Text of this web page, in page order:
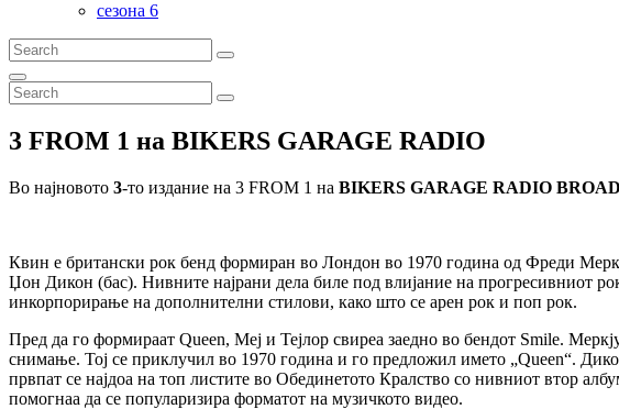
сезона 6
Search
for:
Search
Search
Search
for:
Search
3 FROM 1 на BIKERS GARAGE RADIO
Во најновото 3-то издание на 3 FROM 1 на BIKERS GARAGE RADIO
Квин е британски рок бенд формиран во Лондон во 1970 година од Фреди
Џон Дикон (бас). Нивните најрани дела биле под влијание на прогресивниот
инкорпорирање на дополнителни стилови, како што се арен рок и поп рок.
Пред да го формираат Queen, Меј и Тејлор свиреа заедно во бендот Smile.
снимање. Тој се приклучил во 1970 година и го предложил името „Queen“.
првпат се најдоа на топ листите во Обединетото Кралство со нивниот втор
помогнаа да се популаризира форматот на музичкото видео.